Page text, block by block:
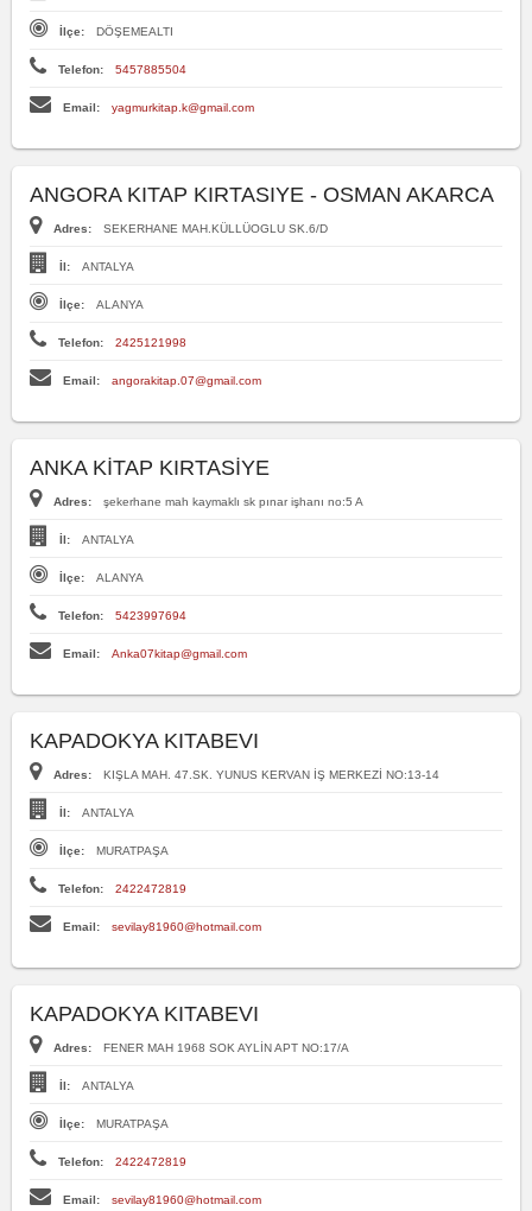
İlçe: DÖŞEMEALTI
Telefon: 5457885504
Email: yagmurkitap.k@gmail.com
ANGORA KITAP KIRTASIYE - OSMAN AKARCA
Adres: SEKERHANE MAH.KÜLLÜOGLU SK.6/D
İl: ANTALYA
İlçe: ALANYA
Telefon: 2425121998
Email: angorakitap.07@gmail.com
ANKA KİTAP KIRTASİYE
Adres: şekerhane mah kaymaklı sk pınar işhanı no:5 A
İl: ANTALYA
İlçe: ALANYA
Telefon: 5423997694
Email: Anka07kitap@gmail.com
KAPADOKYA KITABEVI
Adres: KIŞLA MAH. 47.SK. YUNUS KERVAN İŞ MERKEZİ NO:13-14
İl: ANTALYA
İlçe: MURATPAŞA
Telefon: 2422472819
Email: sevilay81960@hotmail.com
KAPADOKYA KITABEVI
Adres: FENER MAH 1968 SOK AYLİN APT NO:17/A
İl: ANTALYA
İlçe: MURATPAŞA
Telefon: 2422472819
Email: sevilay81960@hotmail.com